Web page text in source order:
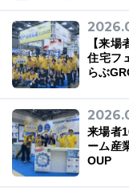
【来
住宅フ
らぶ
来場者
ーム産
OUP